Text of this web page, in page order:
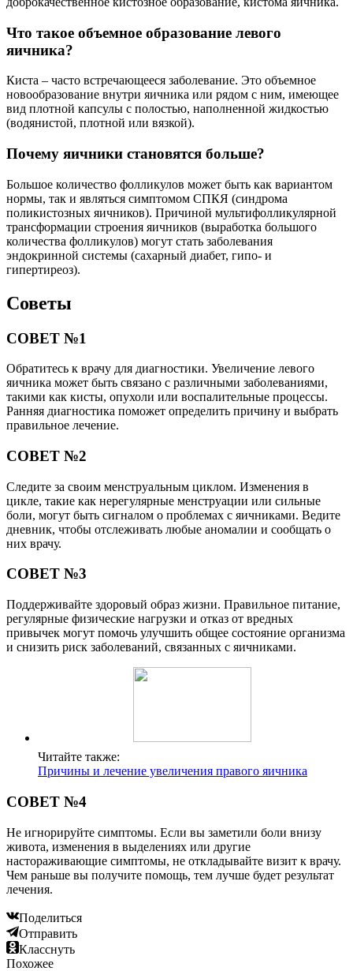
Что такое объемное образование левого
яичника?
Киста – часто встречающееся заболевание. Это объемное
новообразование внутри яичника или рядом с ним, имеющее
вид плотной капсулы с полостью, наполненной жидкостью
(водянистой, плотной или вязкой).
Почему яичники становятся больше?
Большое количество фолликулов может быть как вариантом
нормы, так и являться симптомом СПКЯ (синдрома
поликистозных яичников). Причиной мультифолликулярной
трансформации строения яичников (выработка большого
количества фолликулов) могут стать заболевания
эндокринной системы (сахарный диабет, гипо- и
гипертиреоз).
Советы
СОВЕТ №1
Обратитесь к врачу для диагностики. Увеличение левого
яичника может быть связано с различными заболеваниями,
такими как кисты, опухоли или воспалительные процессы.
Ранняя диагностика поможет определить причину и выбрать
правильное лечение.
СОВЕТ №2
Следите за своим менструальным циклом. Изменения в
цикле, такие как нерегулярные менструации или сильные
боли, могут быть сигналом о проблемах с яичниками. Ведите
дневник, чтобы отслеживать любые аномалии и сообщать о
них врачу.
СОВЕТ №3
Поддерживайте здоровый образ жизни. Правильное питание,
регулярные физические нагрузки и отказ от вредных
привычек могут помочь улучшить общее состояние организма
и снизить риск заболеваний, связанных с яичниками.
Читайте также:
Причины и лечение увеличения правого яичника
СОВЕТ №4
Не игнорируйте симптомы. Если вы заметили боли внизу
живота, изменения в выделениях или другие
настораживающие симптомы, не откладывайте визит к врачу.
Чем раньше вы получите помощь, тем лучше будет результат
лечения.
Поделиться
Отправить
Класснуть
Похожее